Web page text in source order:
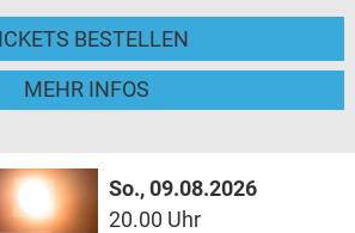
BESTELLEN
MEHR INFOS
So., 09.08.2026
20.00 Uhr